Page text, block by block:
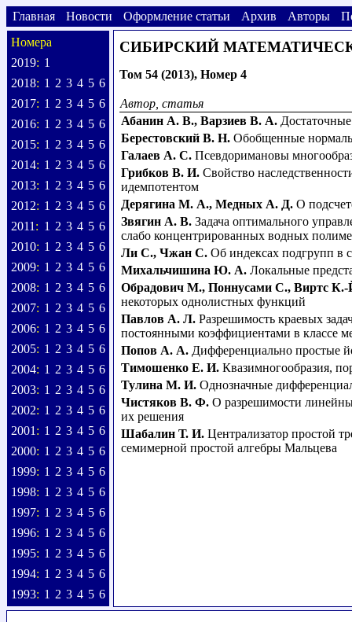
Главная Новости Оформление статьи Архив Авторы
Номера
2019: 1
2018: 1 2 3 4 5 6
2017: 1 2 3 4 5 6
2016: 1 2 3 4 5 6
2015: 1 2 3 4 5 6
2014: 1 2 3 4 5 6
2013: 1 2 3 4 5 6
2012: 1 2 3 4 5 6
2011 : 1 2 3 4 5 6
2010: 1 2 3 4 5 6
2009: 1 2 3 4 5 6
2008: 1 2 3 4 5 6
2007: 1 2 3 4 5 6
2006: 1 2 3 4 5 6
2005: 1 2 3 4 5 6
2004: 1 2 3 4 5 6
2003: 1 2 3 4 5 6
2002: 1 2 3 4 5 6
2001 : 1 2 3 4 5 6
2000: 1 2 3 4 5 6
1999: 1 2 3 4 5 6
1998: 1 2 3 4 5 6
1997: 1 2 3 4 5 6
1996: 1 2 3 4 5 6
1995: 1 2 3 4 5 6
1994: 1 2 3 4 5 6
1993: 1 2 3 4 5 6
СИБИРСКИЙ
Том 54 (2013), Номер 4
Автор, статья
Абанин А. В., Варзиев В. А.
Берестовский В. Н. Обобщенные
Галаев А. С. Псевдоримановы
Грибков В. И. Свойство
идемпотентом
Дерягина М. А., Медных А. Д. О
Звягин А. В. Задача оптимального
слабо концентрированных водных
Ли С., Чжан С. Об индексах подгрупп в
Михальчишина Ю. А. Локальные
Обрадович M., Поннусами С., Виртс К.-
некоторых однолистных функций
Павлов А. Л. Разрешимость краевых
постоянными коэффициентами в классе
Попов А. А. Дифференциально простые
Тимошенко Е. И. Квазимногообразия,
Тулина М. И. Однозначные
Чистяков В. Ф. О разрешимости
их решения
Шабалин Т. И. Централизатор простой
семимерной простой алгебры Мальцева